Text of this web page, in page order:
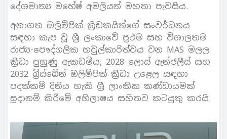
දේශමාන්‍ය මහේෂ් අමලියන් මහතා පැවසීය.
අනාගත ඔලිම්පික් ක්‍රීඩකයින්ගේ සංවර්ධනය
සඳහා කැප වූ ශ්‍රී ලංකාවේ ප්‍රථම සහ විශාලතම
රාජ්‍ය-පෞද්ගලික හවුල්කාරිත්වය වන MAS මලල
ක්‍රීඩා පුහුණු ඇකඩමිය, 2028 ලොස් ඇන්ජලීස් සහ
2032 බ්‍රිස්බේන් ඔලිම්පික් ක්‍රීඩා උළෙල සඳහා
පදක්කම් දිනිය හැකි ශ්‍රී ලාංකික කණ්ඩායමක්
සූදානම් කිරීමේ අභිලාෂය සහිතව කටයුතු කරයි.